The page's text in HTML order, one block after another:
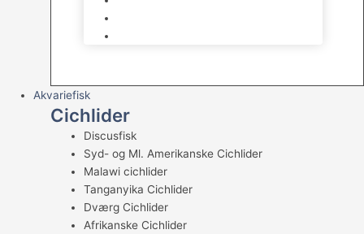
Akvariefisk
Cichlider
Discusfisk
Syd- og Ml. Amerikanske Cichlider
Malawi cichlider
Tanganyika Cichlider
Dværg Cichlider
Afrikanske Cichlider